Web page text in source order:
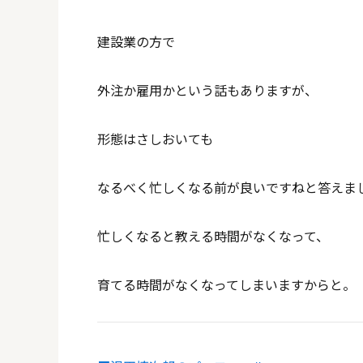
建設業の方で
外注か雇用かという話もありますが、
形態はさしおいても
なるべく忙しくなる前が良いですねと答えま
忙しくなると教える時間がなくなって、
育てる時間がなくなってしまいますからと。